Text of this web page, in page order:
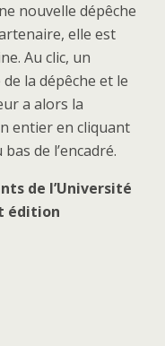
nouvelle dépêche
elle est
Au clic, un
la dépêche et le
a alors la
entier en cliquant
de l’encadré.
de l’Université
édition